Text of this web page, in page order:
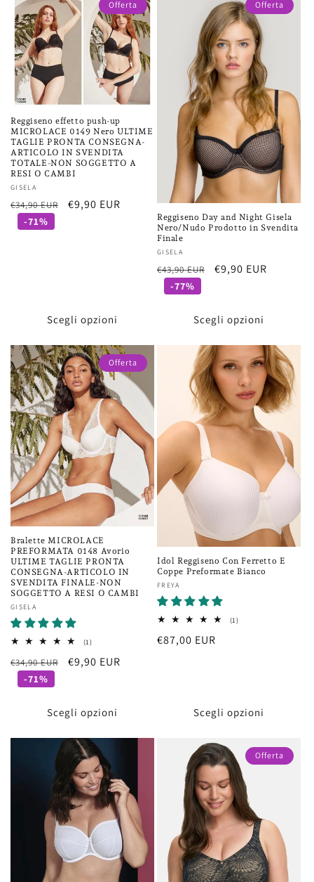
Offerta
Reggiseno effetto push-up
MICROLACE 0149 Nero ULTIME
TAGLIE PRONTA CONSEGNA-
ARTICOLO IN SVENDITA
TOTALE-NON SOGGETTO A
RESI O CAMBI
Fornitore:
GISELA
Prezzo
€34,90 EUR
Prezzo
€9,90 EUR
-71%
Scegli opzioni
Offerta
Reggiseno Day and Night Gisela
Nero/Nudo Prodotto in Svendita
Finale
Fornitore:
GISELA
Prezzo
€43,90 EUR
Prezzo
€9,90 EUR
-77%
Scegli opzioni
Offerta
Bralette MICROLACE
PREFORMATA 0148 Avorio
ULTIME TAGLIE PRONTA
CONSEGNA-ARTICOLO IN
SVENDITA FINALE-NON
SOGGETTO A RESI O CAMBI
Fornitore:
GISELA
(1)1
totali
Prezzo
€34,90 EUR
Prezzo
€9,90 EUR
-71%
Scegli opzioni
Idol Reggiseno Con Ferretto E
Coppe Preformate Bianco
Fornitore:
FREYA
(1)1
Prezzo
€87,00 EUR
Scegli opzioni
Offerta